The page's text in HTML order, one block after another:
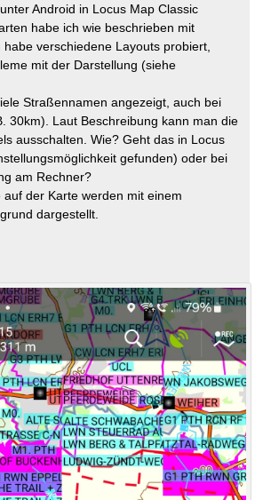
Android in Locus Map Classic
habe ich wie beschrieben mit
verschiedene Layouts probiert,
mit der Darstellung (siehe
Straßennamen angezeigt, auch bei
30km). Laut Beschreibung kann man die
ausschalten. Wie? Geht das in Locus
gefunden) oder bei
am Rechner?
der Karte werden mit einem
dargestellt.